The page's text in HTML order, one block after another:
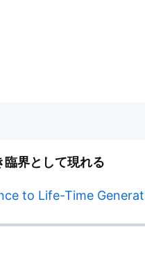
臨界として現れる
to Life-Time